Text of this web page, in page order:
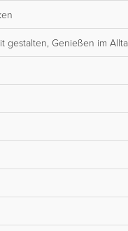
gestalten, Genießen im